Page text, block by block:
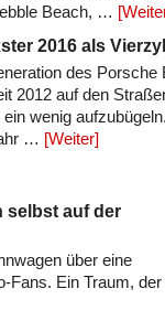
Beach, …
2016 als
des Porsche
2012 auf den
wenig
… [Weiter]
selbst auf der
über eine
Fans. Ein Traum,